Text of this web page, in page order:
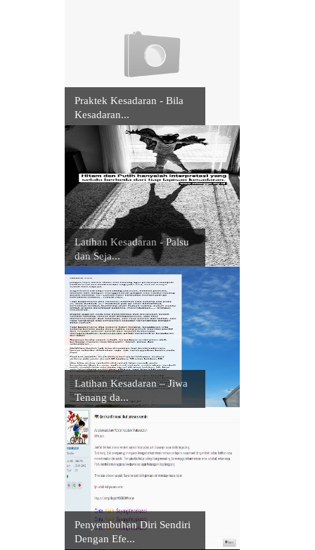
Praktek Kesadaran - Bila
Kesadaran...
Latihan Kesadaran - Palsu
dan Seja...
Latihan Kesadaran – Jiwa
Tenang da...
Penyembuhan Diri Sendiri
Dengan Efe...